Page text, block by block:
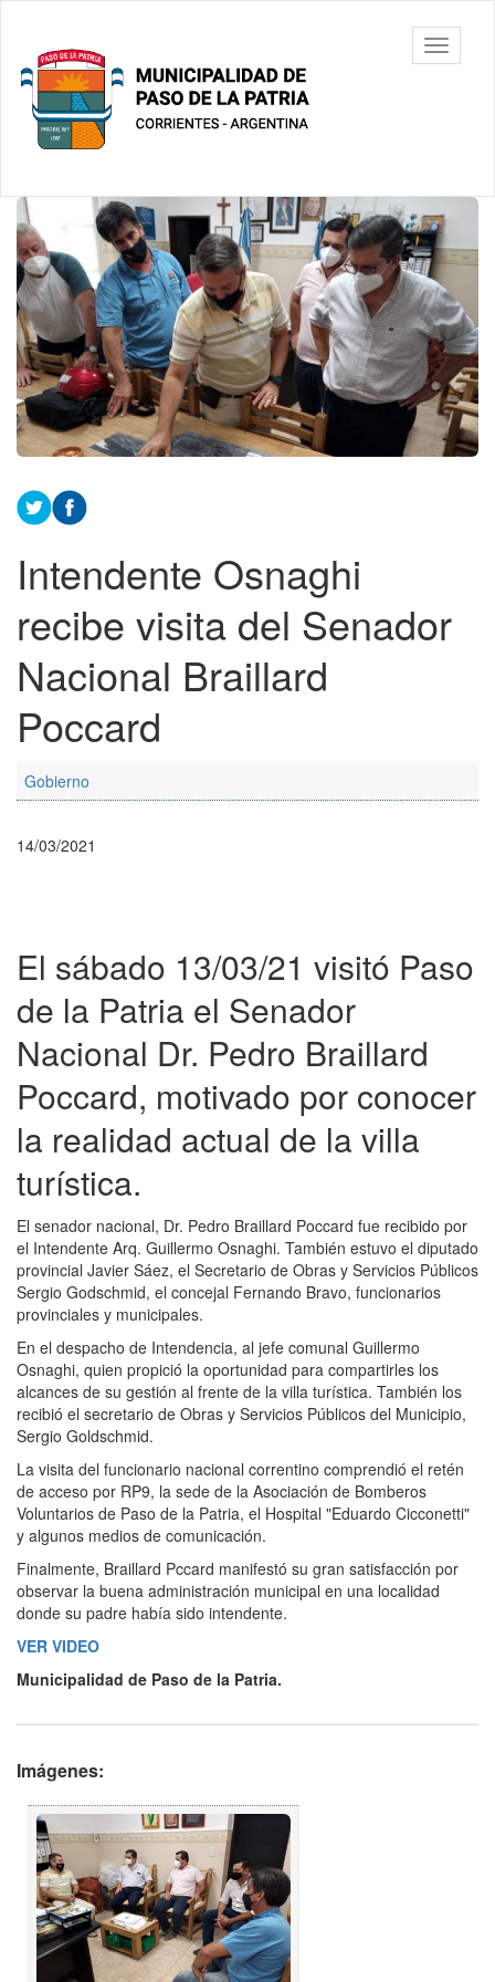
contenido
principal
Municipalidad
de Paso De
La Patria
barra
Contenido
principal
Intendente Osnaghi
recibe visita del Senador
Nacional Braillard
Poccard
Gobierno
14/03/2021
El sábado 13/03/21 visitó Paso
de la Patria el Senador
Nacional Dr. Pedro Braillard
Poccard, motivado por conocer
la realidad actual de la villa
turística.
El senador nacional, Dr. Pedro Braillard Poccard fue recibido por
el Intendente Arq. Guillermo Osnaghi. También estuvo el diputado
provincial Javier Sáez, el Secretario de Obras y Servicios Públicos
Sergio Godschmid, el concejal Fernando Bravo, funcionarios
provinciales y municipales.
En el despacho de Intendencia, al jefe comunal Guillermo
Osnaghi, quien propició la oportunidad para compartirles los
alcances de su gestión al frente de la villa turística. También los
recibió el secretario de Obras y Servicios Públicos del Municipio,
Sergio Goldschmid.
La visita del funcionario nacional correntino comprendió el retén
de acceso por RP9, la sede de la Asociación de Bomberos
Voluntarios de Paso de la Patria, el Hospital "Eduardo Cicconetti"
y algunos medios de comunicación.
Finalmente, Braillard Pccard manifestó su gran satisfacción por
observar la buena administración municipal en una localidad
donde su padre había sido intendente.
VER VIDEO
Municipalidad de Paso de la Patria.
Imágenes: